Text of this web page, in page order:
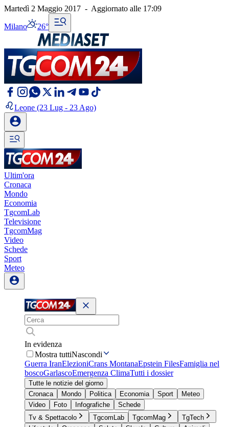
Martedì 2 Maggio 2017 - Aggiornato alle 17:09
Milano 26°
Leone (23 Lug - 23 Ago)
Ultim'ora
Cronaca
Mondo
Economia
TgcomLab
Televisione
TgcomMag
Video
Schede
Sport
Meteo
In evidenza
Mostra tuttiNascondi
Guerra IranElezioniCrans MontanaEpstein FilesFamiglia nel
boscoGarlascoEmergenza ClimaTutti i dossier
Tutte le notizie del giorno
Cronaca
Mondo Politica Economia Sport
Meteo
Video
Foto Infografiche
Schede
Tv & Spettacolo
TgcomLab TgcomMag
TgTech